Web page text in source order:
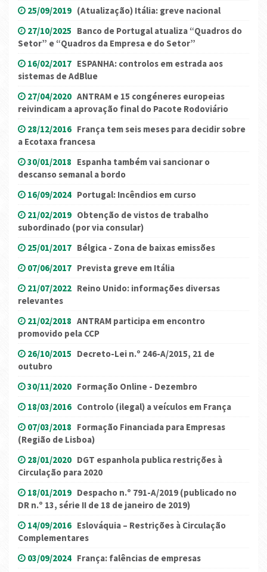
25/09/2019 (Atualização) Itália: greve nacional
27/10/2025 Banco de Portugal atualiza “Quadros do
Setor” e “Quadros da Empresa e do Setor”
16/02/2017 ESPANHA: controlos em estrada aos
sistemas de AdBlue
27/04/2020 ANTRAM e 15 congéneres europeias
reivindicam a aprovação final do Pacote Rodoviário
28/12/2016 França tem seis meses para decidir sobre
a Ecotaxa francesa
30/01/2018 Espanha também vai sancionar o
descanso semanal a bordo
16/09/2024 Portugal: Incêndios em curso
21/02/2019 Obtenção de vistos de trabalho
subordinado (por via consular)
25/01/2017 Bélgica - Zona de baixas emissões
07/06/2017 Prevista greve em Itália
21/07/2022 Reino Unido: informações diversas
relevantes
21/02/2018 ANTRAM participa em encontro
promovido pela CCP
26/10/2015 Decreto-Lei n.º 246-A/2015, 21 de
outubro
30/11/2020 Formação Online - Dezembro
18/03/2016 Controlo (ilegal) a veículos em França
07/03/2018 Formação Financiada para Empresas
(Região de Lisboa)
28/01/2020 DGT espanhola publica restrições à
Circulação para 2020
18/01/2019 Despacho n.º 791-A/2019 (publicado no
DR n.º 13, série II de 18 de janeiro de 2019)
14/09/2016 Eslováquia – Restrições à Circulação
Complementares
03/09/2024 França: falências de empresas